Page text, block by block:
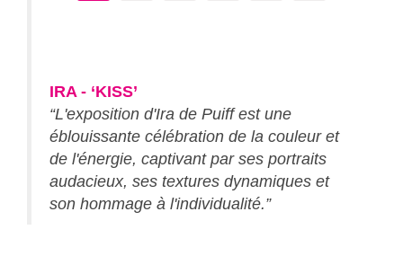
IRA - ‘KISS’
“L'exposition d'Ira de Puiff est une
éblouissante célébration de la couleur et
de l'énergie, captivant par ses portraits
audacieux, ses textures dynamiques et
son hommage à l'individualité.”